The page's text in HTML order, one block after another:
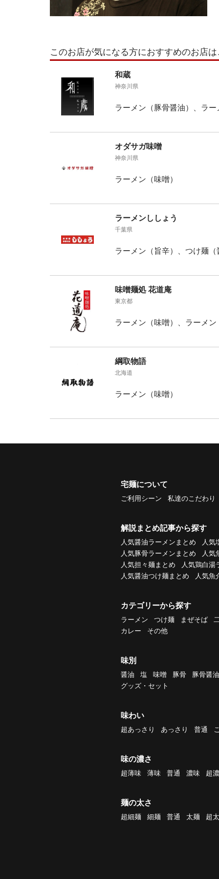
このお店が気になる方におすすめのお店
和蔵
神奈川県
ラーメン（豚骨醤油）、ラ
オダサガ味噌
神奈川県
ラーメン（味噌）
ラーメンししょう
千葉県
ラーメン（旨辛）、つけ麺
味噌麺処 花道庵
東京都
ラーメン（味噌）、ラーメ
綱取物語
北海道
ラーメン（味噌）
宅麺について
ご利用シーン 私達のこだわり
解説まとめ記事から探す
人気醤油ラーメンまとめ
人気
人気豚骨ラーメンまとめ
人気
人気担々麺まとめ
人気鶏白湯
人気醤油つけ麺まとめ
人気魚
カテゴリーから探す
ラーメン つけ麺 まぜそば
カレー
その他
味別
醤油 塩 味噌 豚骨
豚骨醤油
グッズ・セット
味わい
超あっさり あっさり 普通
味の濃さ
超薄味 薄味 普通 濃味 超
麺の太さ
超細麺 細麺 普通 太麺 超